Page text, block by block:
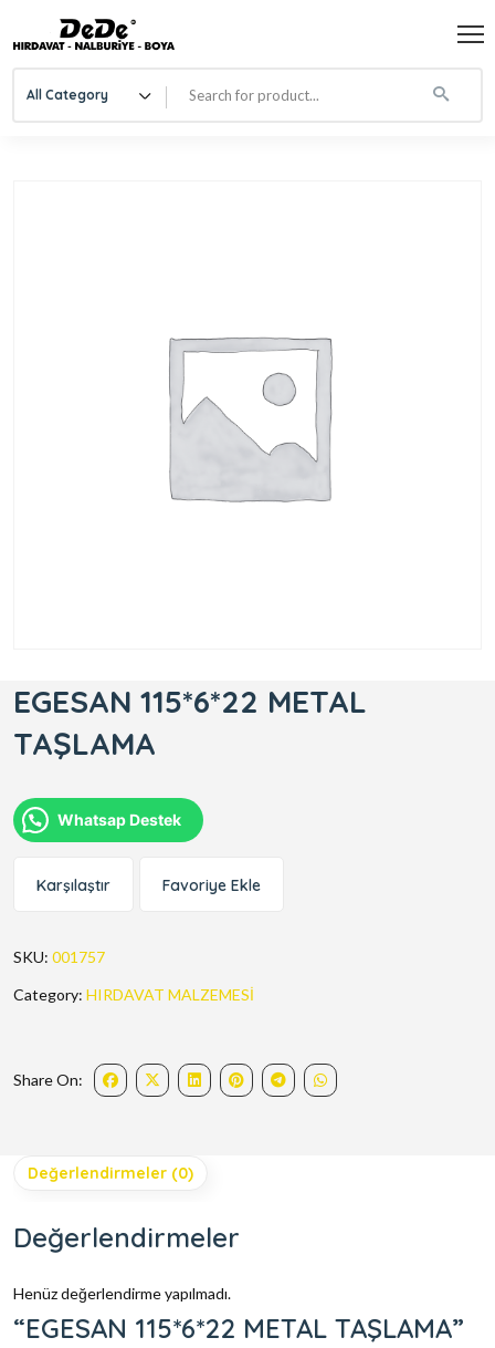
All Category
EGESAN 115*6*22 METAL
TAŞLAMA
Whatsap Destek
Karşılaştır Favoriye Ekle
SKU: 001757
Category: HIRDAVAT MALZEMESİ
Share On:
Değerlendirmeler (0)
Değerlendirmeler
Henüz değerlendirme yapılmadı.
“EGESAN 115*6*22 METAL TAŞLAMA”